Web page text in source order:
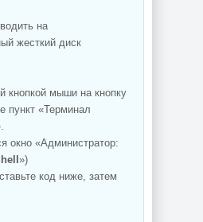
на
жесткий диск
кнопкой мыши на кнопку
пункт «Терминал
окно «Администратор:
»)
код ниже, затем